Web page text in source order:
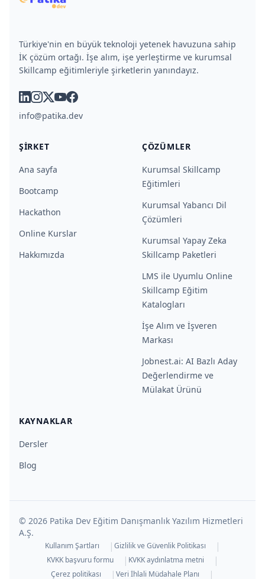
Türkiye'nin en büyük teknoloji yetenek havuzuna sahip
İK çözüm ortağı. İşe alım, işe yerleştirme ve kurumsal
Skillcamp eğitimleriyle şirketlerin yanındayız.
linkedin
instagram
x youtube
facebook
info@patika.dev
ŞIRKET
Ana sayfa
Bootcamp
Hackathon
Online Kurslar
Hakkımızda
ÇÖZÜMLER
Kurumsal Skillcamp
Eğitimleri
Kurumsal Yabancı Dil
Çözümleri
Kurumsal Yapay Zeka
Skillcamp Paketleri
LMS ile Uyumlu Online
Skillcamp Eğitim
Katalogları
İşe Alım ve İşveren
Markası
Jobnest.ai: AI Bazlı Aday
Değerlendirme ve
Mülakat Ürünü
KAYNAKLAR
Dersler
Blog
© 2026 Patika Dev Eğitim Danışmanlık Yazılım Hizmetleri
A.Ş.
Kullanım Şartları | Gizlilik ve Güvenlik Politikası |
KVKK başvuru formu | KVKK aydınlatma metni |
Çerez politikası | Veri İhlali Müdahale Planı |